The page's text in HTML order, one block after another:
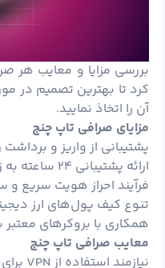
بررسی مزایا و معایب هر
کرد تا بهترین تصمیم در
آن را اتخاذ نمایید.
مزایای صرافی تاپ چنج
پشتیبانی از واریز و برداشت
ارائه پشتیبانی ۲۴ ساعته به زبان فارسی؛
فرآیند احراز هویت سریع و
تنوع کیف پول‌های ارز
همکاری با بروکرهای معتبر
معایب صرافی تاپ چنج
نیازمند استفاده از VPN برای دسترسی در ایران؛